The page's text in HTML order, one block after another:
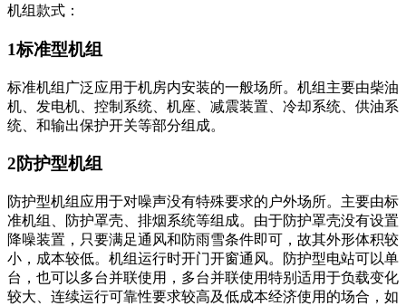
机组款式：
1标准型机组
标准机组广泛应用于机房内安装的一般场所。机组主要由柴油
机、发电机、控制系统、机座、减震装置、冷却系统、供油系
统、和输出保护开关等部分组成。
2防护型机组
防护型机组应用于对噪声没有特殊要求的户外场所。主要由标
准机组、防护罩壳、排烟系统等组成。由于防护罩壳没有设置
降噪装置，只要满足通风和防雨雪条件即可，故其外形体积较
小，成本较低。机组运行时开门开窗通风。防护型电站可以单
台，也可以多台并联使用，多台并联使用特别适用于负载变化
较大、连续运行可靠性要求较高及低成本经济使用的场合，如